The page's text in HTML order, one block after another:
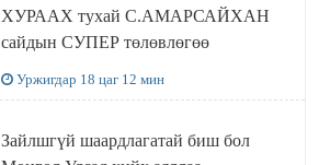
ХУРААХ тухай С.АМАРСАЙХАН
сайдын СУПЕР төлөвлөгөө
Уржигдар 18 цаг 12 мин
Зайлшгүй шаардлагатай биш бол